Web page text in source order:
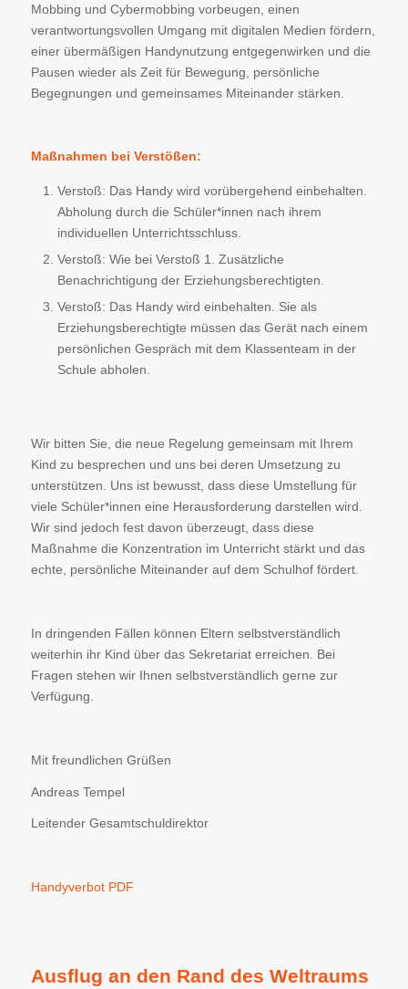
Mobbing und Cybermobbing vorbeugen, einen
verantwortungsvollen Umgang mit digitalen Medien fördern,
einer übermäßigen Handynutzung entgegenwirken und die
Pausen wieder als Zeit für Bewegung, persönliche
Begegnungen und gemeinsames Miteinander stärken.
Maßnahmen bei Verstößen:
Verstoß: Das Handy wird vorübergehend einbehalten.
Abholung durch die Schüler*innen nach ihrem
individuellen Unterrichtsschluss.
Verstoß: Wie bei Verstoß 1. Zusätzliche
Benachrichtigung der Erziehungsberechtigten.
Verstoß: Das Handy wird einbehalten. Sie als
Erziehungsberechtigte müssen das Gerät nach einem
persönlichen Gespräch mit dem Klassenteam in der
Schule abholen.
Wir bitten Sie, die neue Regelung gemeinsam mit Ihrem
Kind zu besprechen und uns bei deren Umsetzung zu
unterstützen. Uns ist bewusst, dass diese Umstellung für
viele Schüler*innen eine Herausforderung darstellen wird.
Wir sind jedoch fest davon überzeugt, dass diese
Maßnahme die Konzentration im Unterricht stärkt und das
echte, persönliche Miteinander auf dem Schulhof fördert.
In dringenden Fällen können Eltern selbstverständlich
weiterhin ihr Kind über das Sekretariat erreichen. Bei
Fragen stehen wir Ihnen selbstverständlich gerne zur
Verfügung.
Mit freundlichen Grüßen
Andreas Tempel
Leitender Gesamtschuldirektor
Handyverbot PDF
Ausflug an den Rand des Weltraums